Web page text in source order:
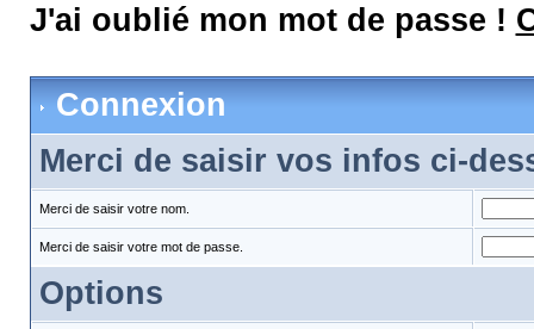
J'ai oublié mon mot de passe !
Connexion
Merci de saisir vos infos ci-
Merci de saisir votre nom.
Merci de saisir votre mot de passe.
Options